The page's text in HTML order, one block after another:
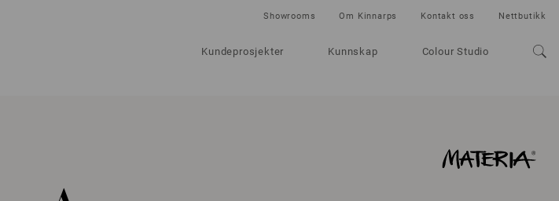
Kundeprosjekter Kunnskap Colour Studio
Showrooms Om Kinnarps Kontakt oss Nettbutikk